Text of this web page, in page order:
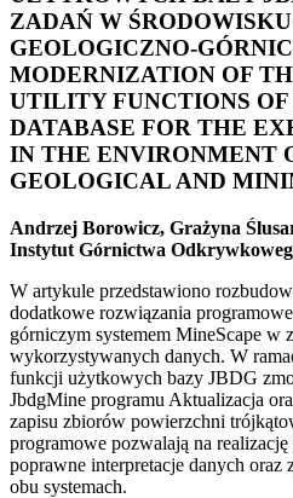
ZADAŃ W
GEOLOGICZNO-
MODERNIZATION OF
UTILITY FUNCTIONS
DATABASE FOR THE
IN THE ENVIRONMENT
GEOLOGICAL AND
Andrzej Borowicz, Grażyna
Instytut Górnictwa
W artykule przedstawiono
dodatkowe rozwiązania
górniczym systemem MineScape w
wykorzystywanych danych. W
funkcji użytkowych bazy JBDG
JbdgMine programu Aktualizacja
zapisu zbiorów powierzchni
programowe pozwalają na
poprawne interpretacje danych
obu systemach.